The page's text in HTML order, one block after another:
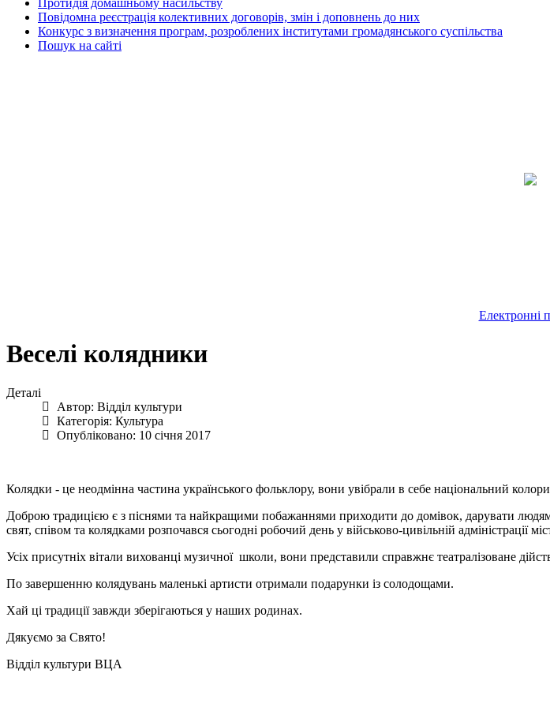
Протидія домашньому насильству
Повідомна реєстрація колективних договорів, змін і доповнень до них
Конкурс з визначення програм, розроблених інститутами громадянського суспільства
Пошук на сайті
Електронні
Веселі колядники
Деталі
Автор: Відділ культури
Категорія: Культура
Опубліковано: 10 січня 2017
Колядки - це неодмінна частина українського фольклору, вони увібрали в себе національний
Доброю традицією є з піснями та найкращими побажаннями приходити до домівок, дарувати
свят, співом та колядками розпочався сьогодні робочий день у військово-цивільній адміністрації
Усіх присутніх вітали вихованці музичної школи, вони представили справжнє театралізоване
По завершенню колядувань маленькі артисти отримали подарунки із солодощами.
Хай ці традиції завжди зберігаються у наших родинах.
Дякуємо за Свято!
Відділ культури ВЦА